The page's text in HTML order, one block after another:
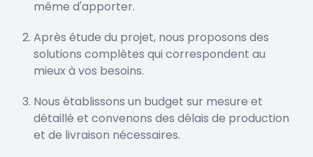
même d'apporter.
Après étude du projet, nous proposons des
solutions complètes qui correspondent au
mieux à vos besoins.
Nous établissons un budget sur mesure et
détaillé et convenons des délais de production
et de livraison nécessaires.